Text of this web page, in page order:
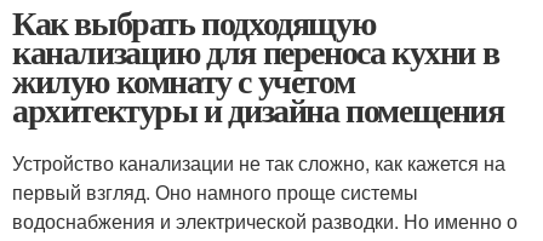
Как выбрать подходящую
канализацию для переноса кухни в
жилую комнату с учетом
архитектуры и дизайна помещения
Устройство канализации не так сложно, как кажется на
первый взгляд. Оно намного проще системы
водоснабжения и электрической разводки. Но именно о